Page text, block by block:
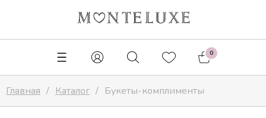
0
Главная Каталог Букеты-комплименты